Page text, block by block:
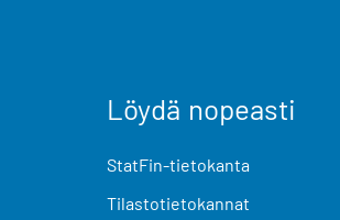
Löydä nopeasti
StatFin-tietokanta
Tilastotietokannat